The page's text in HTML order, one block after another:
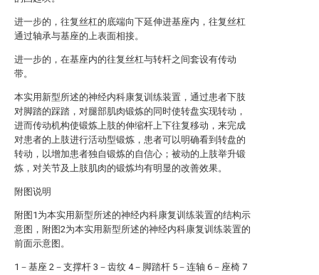
进一步的，往复丝杠的底端向下延伸进基座内，往复丝杠
通过轴承与基座的上表面相接。
进一步的，在基座内的往复丝杠与转杆之间套设有传动
带。
本实用新型所述的神经内科康复训练装置，通过患者下肢
对脚踏的踩踏，对腿部肌肉锻炼的同时使转盘实现转动，
进而传动机构使锻炼上肢的伸缩杆上下往复移动，来完成
对患者的上肢进行活动型锻炼，患者可以明确看到转盘的
转动，以增加患者独自锻炼的自信心；被动的上肢举升锻
炼，对关节及上肢肌肉的锻炼均有明显的改善效果。
附图说明
附图1为本实用新型所述的神经内科康复训练装置的结构示
意图，附图2为本实用新型所述的神经内科康复训练装置的
前面示意图。
1－基座 2－支撑杆 3－齿纹 4－脚踏杆 5－连轴 6－座椅 7